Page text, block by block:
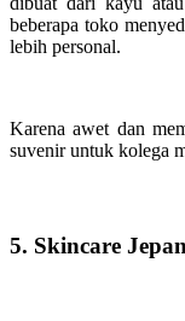
beberapa toko
lebih personal.
Karena awet dan
suvenir untuk kolega
5. Skincare